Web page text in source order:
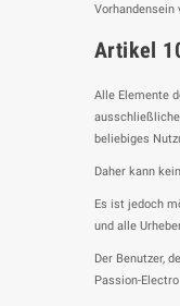
Vorhandensein
Artikel
Alle Elemente
beliebiges
Daher kann
Es ist jedoch
und alle
Der Benutzer,
Passion-